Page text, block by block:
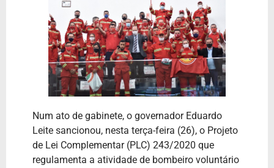
Num ato de gabinete, o governador Eduardo
Leite sancionou, nesta terça-feira (26), o Projeto
de Lei Complementar (PLC) 243/2020 que
regulamenta a atividade de bombeiro voluntário